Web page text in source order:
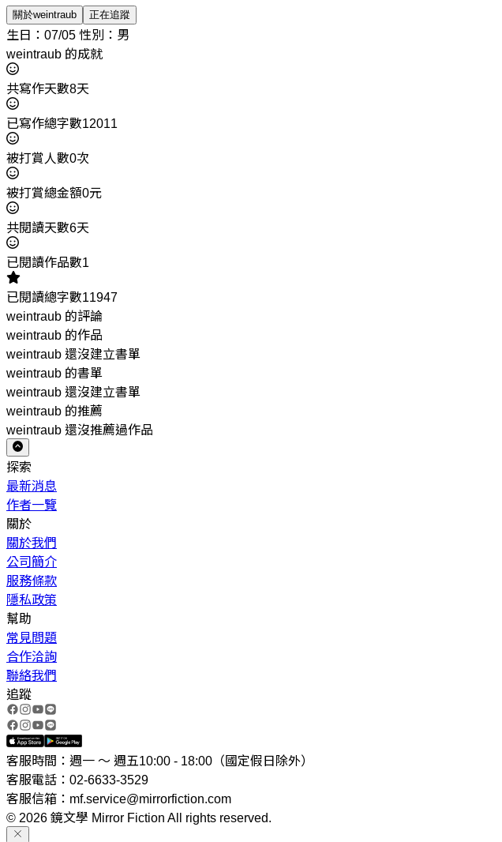
關於weintraub 正在追蹤
生日：07/05 性別：男
weintraub 的成就
共寫作天數8天
已寫作總字數12011
被打賞人數0次
被打賞總金額0元
共閱讀天數6天
已閱讀作品數1
已閱讀總字數11947
weintraub 的評論
weintraub 的作品
weintraub 還沒建立書單
weintraub 的書單
weintraub 還沒建立書單
weintraub 的推薦
weintraub 還沒推薦過作品
探索
最新消息
作者一覽
關於
關於我們
公司簡介
服務條款
隱私政策
幫助
常見問題
合作洽詢
聯絡我們
追蹤
客服時間：週一 ～ 週五10:00 - 18:00（國定假日除外）
客服電話：02-6633-3529
客服信箱：mf.service@mirrorfiction.com
© 2026 鏡文學 Mirror Fiction All rights reserved.